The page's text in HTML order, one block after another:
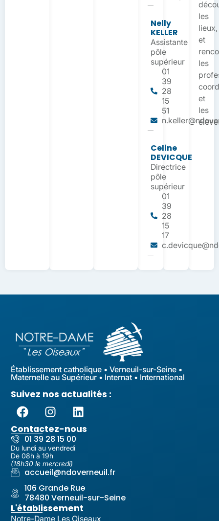
les
lieux,
et
les
et
les
Nelly
KELLER
Assistante
pôle
supérieur
01
39
28
15
51
Celine
DEVICQUE
Directrice
pôle
supérieur
01
39
28
15
17
Établissement catholique • Verneuil-sur-Seine •
Maternelle au Supérieur • Internat • International
Suivez nos actualités :
Contactez-nous
01 39 28 15 00
Du lundi au vendredi
De 08h à 19h
(18h30 le mercredi)
accueil@ndoverneuil.fr
106 Grande Rue
78480 Verneuil-sur-Seine
L'établissement
Notre-Dame Les Oiseaux